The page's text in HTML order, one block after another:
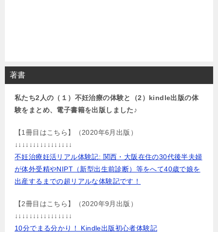
著書
私たち2人の（１）不妊治療の体験と（2）kindle出版の体
験をまとめ、電子書籍を出版しました♪
【1冊目はこちら】（2020年6月出版）
↓↓↓↓↓↓↓↓↓↓↓↓↓↓↓↓
不妊治療妊活リアル体験記: 関西・大阪在住の30代後半夫婦
が体外受精やNIPT（新型出生前診断）等をへて40歳で娘を
出産するまでの超リアルな体験記です！
【2冊目はこちら】（2020年9月出版）
↓↓↓↓↓↓↓↓↓↓↓↓↓↓↓↓
10分でまる分かり！ Kindle出版初心者体験記